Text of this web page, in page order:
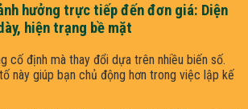
hưởng trực tiếp đến đơn giá: Diện
hiện trạng bề mặt
cố định mà thay đổi dựa trên nhiều biến số.
này giúp bạn chủ động hơn trong việc lập kế